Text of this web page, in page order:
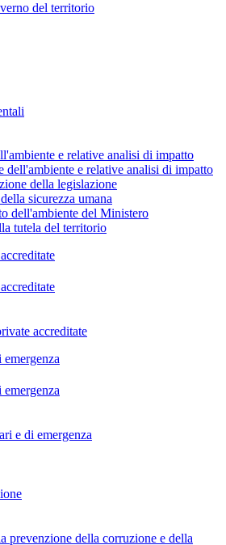
del territorio
e relative analisi di impatto
dell'ambiente e relative analisi di impatto
della legislazione
sicurezza umana
dell'ambiente del Ministero
tutela del territorio
accreditate
e di emergenza
prevenzione della corruzione e della